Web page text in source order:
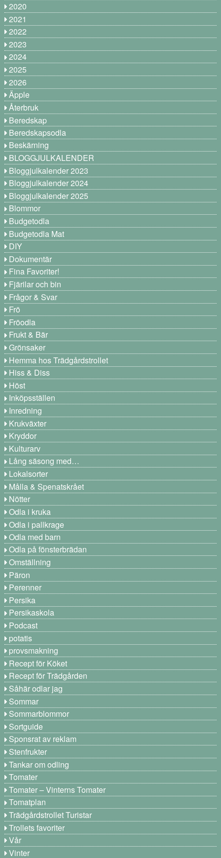
2020
2021
2022
2023
2024
2025
2026
Äpple
Återbruk
Beredskap
Beredskapsodla
Beskärning
BLOGGJULKALENDER
Bloggjulkalender 2023
Bloggjulkalender 2024
Bloggjulkalender 2025
Blommor
Budgetodla
Budgetodla Mat
DIY
Dokumentär
Fina Favoriter!
Fjärilar och bin
Frågor & Svar
Frö
Fröodla
Frukt & Bär
Grönsaker
Hemma hos Trädgårdstrollet
Hiss & Diss
Höst
Inköpsställen
Inredning
Krukväxter
Kryddor
Kulturarv
Lång säsong med…
Lokalsorter
Målla & Spenatskrået
Nötter
Odla i kruka
Odla i pallkrage
Odla med barn
Odla på fönsterbrädan
Omställning
Päron
Perenner
Persika
Persikaskola
Podcast
potatis
provsmakning
Recept för Köket
Recept för Trädgården
Såhär odlar jag
Sommar
Sommarblommor
Sortguide
Sponsrat av reklam
Stenfrukter
Tankar om odling
Tomater
Tomater – Vinterns Tomater
Tomatplan
Trädgårdstrollet Turistar
Trollets favoriter
Vår
Vinter